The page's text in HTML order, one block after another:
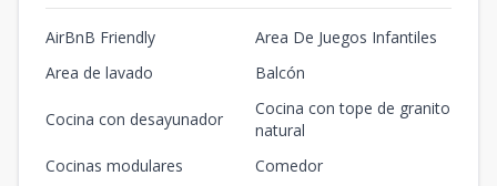
5-31
3 84m2 m2
3 2 1
5-32
3 3 1
AirBnB Friendly
Area De Juegos Infantiles
Area de lavado
Balcón
Cocina con desayunador
Cocina con tope de granito
natural
Cocinas modulares
Comedor